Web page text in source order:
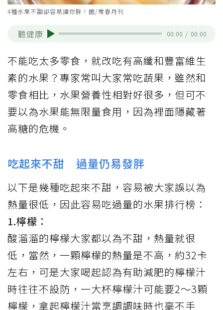
4種水果不甜卻容易讓你胖！圖/常春月刊
聽健康 00:00 / 00:00
不能吃太多零食，就改吃有高纖和豐富維生
素的水果？專家常叫大家常吃蔬果，雖然和
零食相比，水果營養性相對好很多，但可不
要以為水果能無限量食用，因為裡面隱藏著
高糖的危機。
吃起來不甜 過量仍易發胖
以下是幾種吃起來不甜，容易被大家誤以為
熱量很低，因此容易吃過量的水果排行榜：
1.檸檬：
酸溜溜的檸檬大家都以為不甜，熱量就很
低，當然，一顆檸檬的熱量是不高，約32卡
左右，可是大家喝起認為有助減肥的檸檬汁
時往往不設防，一大杯檸檬汁可能要2～3顆
檸檬，拿起檸檬汁當烹調調味時也毫不手